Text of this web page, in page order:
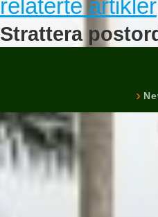
relaterte artikler
Strattera